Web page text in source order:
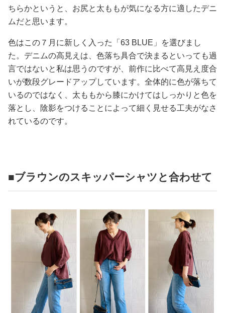
ちらかというと、お尻と太ももが気になる方に適したデニ
ムだと思います。
色はこの７月に新しく入った「63 BLUE」を選びまし
た。デニムの高見えは、色落ち具合で決まるといっても過
言ではないと私は思うのですが、前作に比べて高見え度合
いが数段グレードアップしています。全体的に色が落ちて
いるのではなく、太ももから膝にかけてはしっかりと色を
落とし、陰影をつけることによって細く見せる工夫がなさ
れているのです。
■ブラウンのスキッパーシャツと合わせて